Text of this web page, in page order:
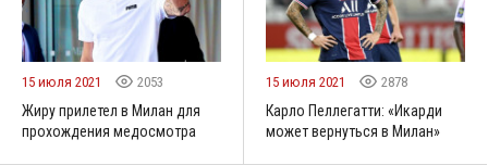
15 июля 2021 2053
Жиру прилетел в Милан для
прохождения медосмотра
15 июля 2021 2878
Карло Пеллегатти: «Икарди
может вернуться в Милан»